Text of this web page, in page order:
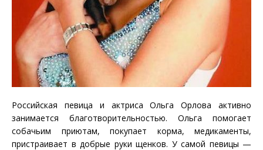
Российская певица и актриса Ольга Орлова активно
занимается благотворительностью. Ольга помогает
собачьим приютам, покупает корма, медикаменты,
пристраивает в добрые руки щенков. У самой певицы —